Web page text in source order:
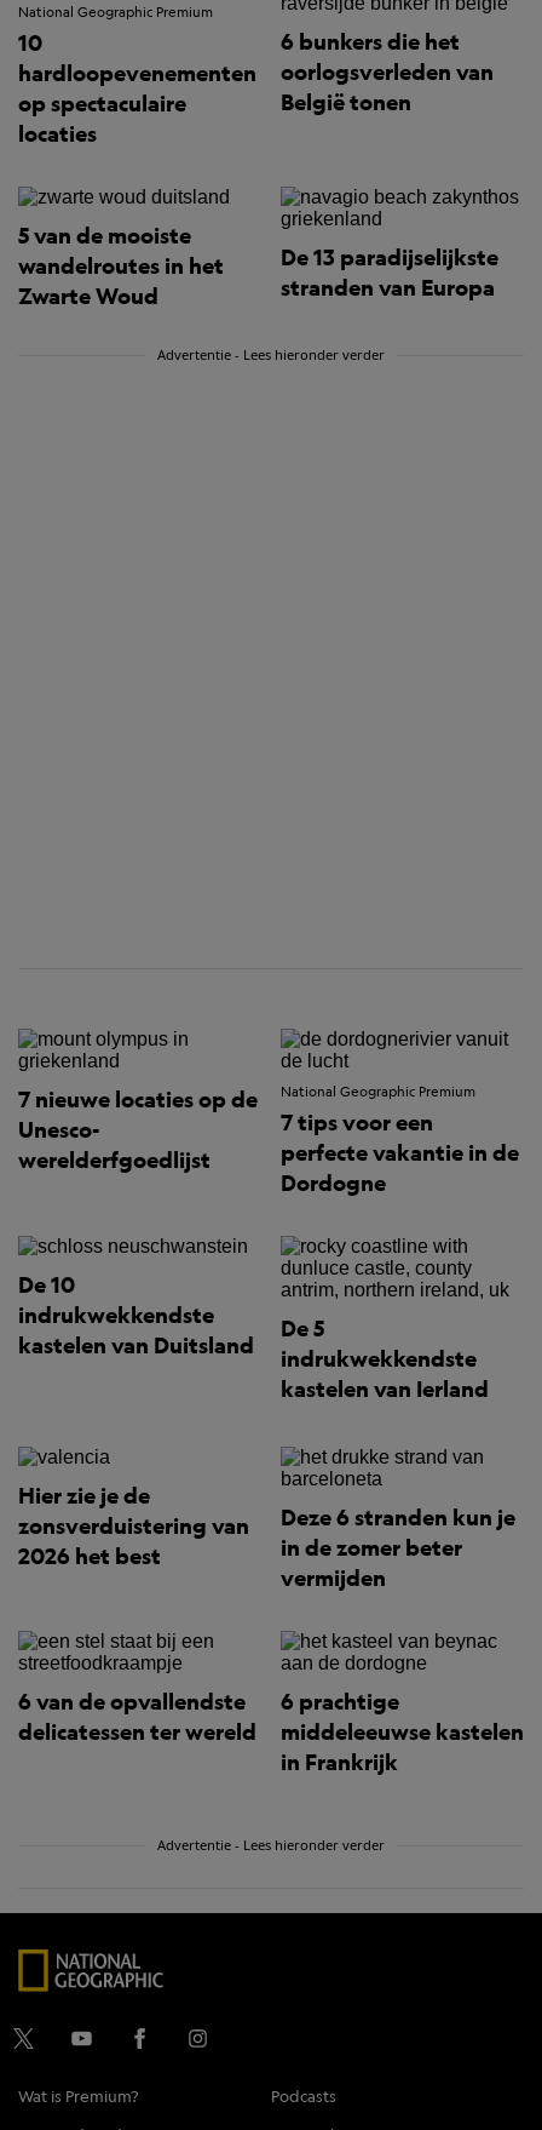
National Geographic Premium
10
hardloopevenementen
op spectaculaire
locaties
6 bunkers die het
oorlogsverleden van
België tonen
5 van de mooiste
wandelroutes in het
Zwarte Woud
De 13 paradijselijkste
stranden van Europa
Advertentie - Lees hieronder verder
7 nieuwe locaties op de
Unesco-
werelderfgoedlijst
National Geographic Premium
7 tips voor een
perfecte vakantie in de
Dordogne
De 10
indrukwekkendste
kastelen van Duitsland
De 5
indrukwekkendste
kastelen van Ierland
Hier zie je de
zonsverduistering van
2026 het best
Deze 6 stranden kun je
in de zomer beter
vermijden
6 van de opvallendste
delicatessen ter wereld
6 prachtige
middeleeuwse kastelen
in Frankrijk
Advertentie - Lees hieronder verder
Wat is Premium?
Podcasts